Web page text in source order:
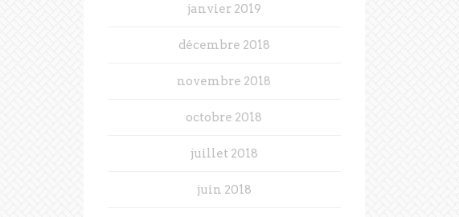
janvier 2019
décembre 2018
novembre 2018
octobre 2018
juillet 2018
juin 2018